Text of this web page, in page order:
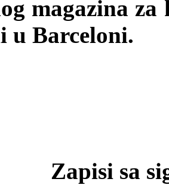
magazina
u Barceloni.
Zapisi sa